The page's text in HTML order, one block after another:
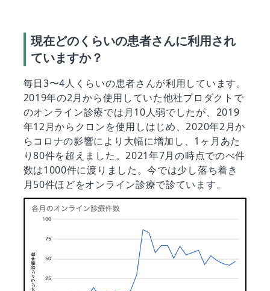
現在どのくらいの患者さんに利用され
ていますか？
毎日3〜4人くらいの患者さんが利用しています。
2019年の2月から使用していた他社プロダクトで
のオンライン診療では月10人弱でしたが、2019
年12月からクロンを使用しはじめ、2020年2月か
らコロナの影響により大幅に増加し、1ヶ月あた
り80件を超えました。2021年7月の時点でのべ件
数は1000件に渡りました。今では少し落ち着き
月50件ほどをオンライン診療で診ています。